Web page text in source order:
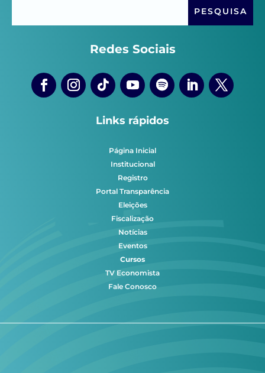
Redes Sociais
Links rápidos
Página Inicial
Institucional
Registro
Portal Transparência
Eleições
Fiscalização
Notícias
Eventos
Cursos
TV Economista
Fale Conosco